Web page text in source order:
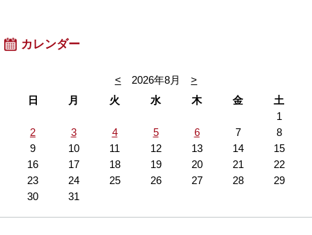
カレンダー
< 2026年8月
>
日
月 火 水 木 金
土
1
2
3 4 5 6 7
8
9
10 11 12 13 14
15
16
17 18 19 20 21
22
23
24 25 26 27 28
29
30
31